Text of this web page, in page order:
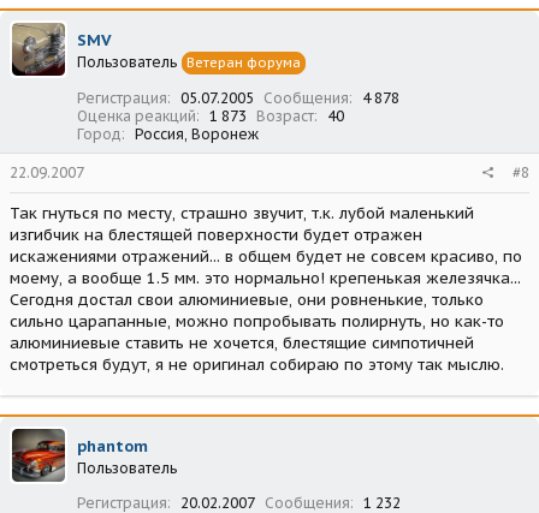
SMV
Пользователь Ветеран форума
Регистрация 05.07.2005 Сообщения
4 878
Оценка реакций
1 873 Возраст
40
Город
Россия, Воронеж
22.09.2007 #8
Так гнуться по месту, страшно звучит, т.к. лубой маленький
изгибчик на блестящей поверхности будет отражен
искажениями отражений... в общем будет не совсем красиво, по
моему, а вообще 1.5 мм. это нормально! крепенькая железячка...
Сегодня достал свои алюминиевые, они ровненькие, только
сильно царапанные, можно попробывать полирнуть, но как-то
алюминиевые ставить не хочется, блестящие симпотичней
смотреться будут, я не оригинал собираю по этому так мыслю.
phantom
Пользователь
Регистрация
20.02.2007 Сообщения
1 232